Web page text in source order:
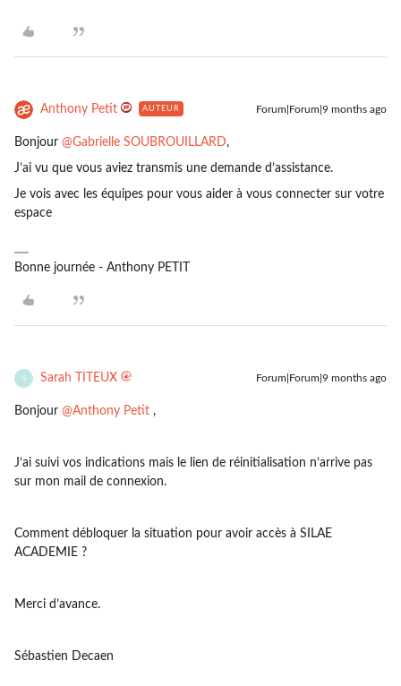
Anthony Petit AUTEUR Forum|Forum|9 months ago
Bonjour ​ @Gabrielle SOUBROUILLARD,
J’ai vu que vous aviez transmis une demande d’assistance.
Je vois avec les équipes pour vous aider à vous connecter sur votre
espace
Bonne journée - Anthony PETIT
S Sarah TITEUX Forum|Forum|9 months ago
Bonjour ​ @Anthony Petit ,
J’ai suivi vos indications mais le lien de réinitialisation n’arrive pas
sur mon mail de connexion.
Comment débloquer la situation pour avoir accès à SILAE
ACADEMIE ?
Merci d’avance.
Sébastien Decaen